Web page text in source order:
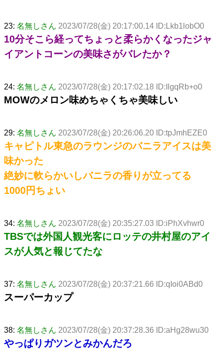
23: 名無しさん 2023/07/28(金) 20:17:00.14 ID:Lkb1lobO0
10分そこら経ってちょっと柔らかくなったジャ
イアントコーンの美味さがバレたか？
24: 名無しさん 2023/07/28(金) 20:17:02.18 ID:IlgqRb+o0
MOWのメロン味めちゃくちゃ美味しい
29: 名無しさん 2023/07/28(金) 20:26:06.20 ID:tpJmhEZE0
キャピトル東急のラウンジのバニラアイスは美
味かった
絶妙に軟らかいしバニラの香りが立ってる
1000円ちょい
34: 名無しさん 2023/07/28(金) 20:35:27.03 ID:iPhXvhwr0
TBSでは外国人観光客にロッテの井村屋のアイ
スが人気と報じてたな
37: 名無しさん 2023/07/28(金) 20:37:21.66 ID:qIoi0ABd0
スーパーカップ
38: 名無しさん 2023/07/28(金) 20:37:28.36 ID:aHg28wu30
やっぱりガツンとみかんだろ